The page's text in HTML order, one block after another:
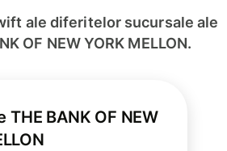
ale diferitelor sucursale ale
OF NEW YORK MELLON.
THE BANK OF NEW